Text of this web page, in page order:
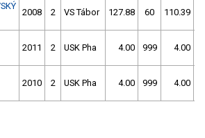
2008 2 VS Tábor 127.88 60 110.39
2011 2 USK Pha 4.00 999 4.00
2010 2 USK Pha 4.00 999 4.00